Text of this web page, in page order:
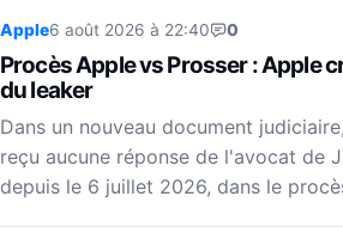
Apple6 août 2026 à 22:40 0
Procès Apple vs Prosser : Apple
du leaker
Dans un nouveau document
reçu aucune réponse de l'avocat de
depuis le 6 juillet 2026, dans le